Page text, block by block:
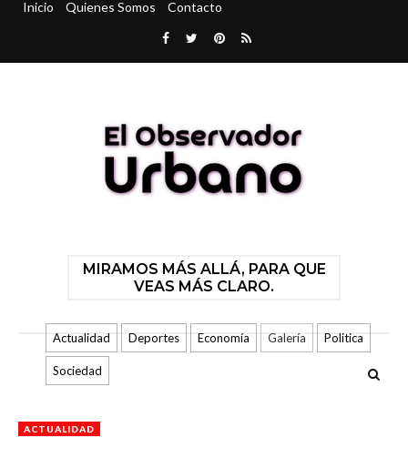
Inicio Quienes Somos Contacto
MIRAMOS MÁS ALLÁ, PARA QUE
VEAS MÁS CLARO.
Actualidad Deportes Economía Galería Politica
Sociedad
ACTUALIDAD